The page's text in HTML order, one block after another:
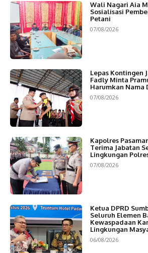
Wali Nagari Aia
Sosialisasi
Petani
07/08/2026
Lepas Kontingen
Fadly Minta
Harumkan Nama
07/08/2026
Kapolres
Terima Jabatan
Lingkungan
07/08/2026
Ketua DPRD
Seluruh Elemen
Kewaspadaan
Lingkungan
06/08/2026